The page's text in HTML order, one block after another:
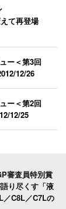
て再登場
ー＜第3回
12/26
ー＜第2回
12/25
審査員特別賞
り尽くす「液
／C8L／C7Lの